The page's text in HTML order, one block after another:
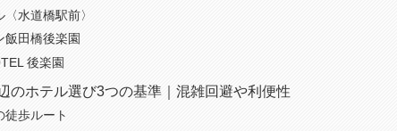
水道橋駅前〉
飯田橋後楽園
後楽園
のホテル選び3つの基準｜混雑回避や利便性
徒歩ルート